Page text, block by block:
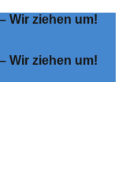
Wir ziehen um!
Wir ziehen um!